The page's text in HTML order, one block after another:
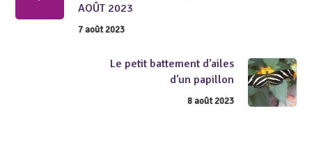
AOÛT 2023
7 août 2023
Le petit battement d'ailes
d'un papillon
8 août 2023